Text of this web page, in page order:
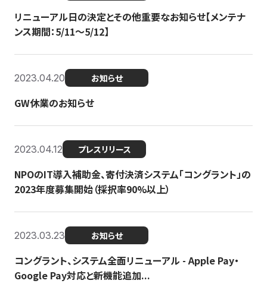
リニューアル日の決定とその他重要なお知らせ【メンテナ
ンス期間：5/11～5/12】
2023.04.20 お知らせ
GW休業のお知らせ
2023.04.12 プレスリリース
NPOのIT導入補助金、寄付決済システム「コングラント」の
2023年度募集開始（採択率90%以上）
2023.03.23 お知らせ
コングラント、システム全面リニューアル - Apple Pay・
Google Pay対応と新機能追加...